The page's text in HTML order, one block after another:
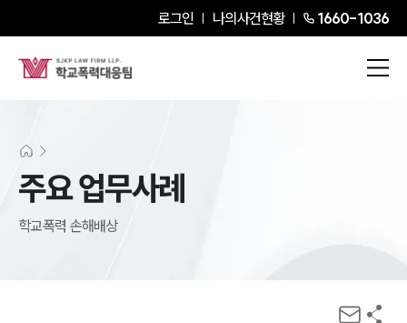
로그인 나의사건현황 1660-1036
주요 업무사례
학교폭력 손해배상